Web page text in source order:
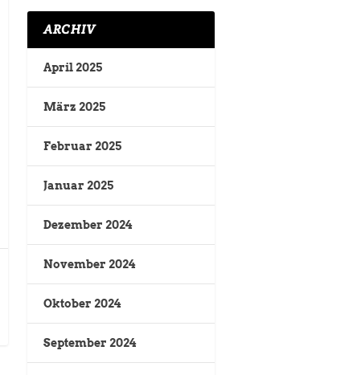
ARCHIV
April 2025
März 2025
Februar 2025
Januar 2025
Dezember 2024
November 2024
Oktober 2024
September 2024